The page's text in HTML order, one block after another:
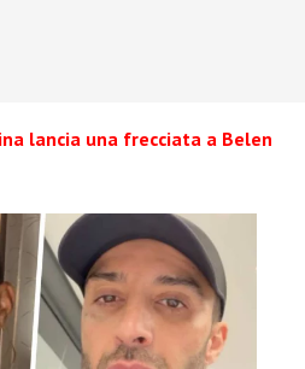
lancia una frecciata a Belen